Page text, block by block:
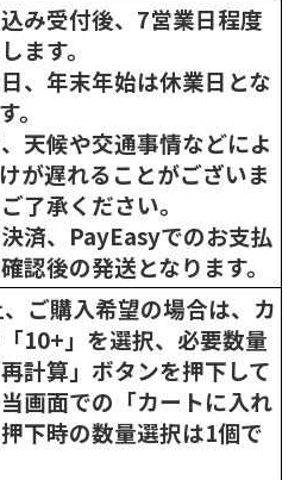
み受付後、7営業日程度
ます。
、年末年始は休業日とな
。
天候や交通事情などによ
が遅れることがございま
了承ください。
済、PayEasyでのお支払
認後の発送となります。
ご購入希望の場合は、カ
10+」を選択、必要数量
計算」ボタンを押下して
画面での「カートに入れ
下時の数量選択は1個で